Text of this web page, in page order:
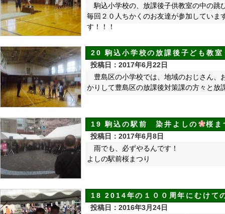
駒込小学校の、放課後子供
毎回２０人ちかくのお友達が参加してい
す！！！
20 駒込小学校の放課後子ども
投稿日：2017年6月22日
豊島区の小学校では、地域のおじさん
かりして豊島区の放課後対策課の方々と放
19 駒込の駅前 染井よしの
桜ま
投稿日：2017年6月8日
雨でも、必ずやるんです
よしの駅前桜まつり
18 2014年の１００周年にむけ
投稿日：2016年3月24日